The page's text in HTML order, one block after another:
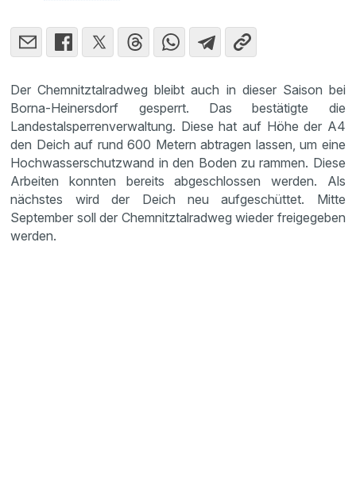
Der Chemnitztalradweg bleibt auch in dieser Saison bei
Borna-Heinersdorf gesperrt. Das bestätigte die
Landestalsperrenverwaltung. Diese hat auf Höhe der A4
den Deich auf rund 600 Metern abtragen lassen, um eine
Hochwasserschutzwand in den Boden zu rammen. Diese
Arbeiten konnten bereits abgeschlossen werden. Als
nächstes wird der Deich neu aufgeschüttet. Mitte
September soll der Chemnitztalradweg wieder freigegeben
werden.